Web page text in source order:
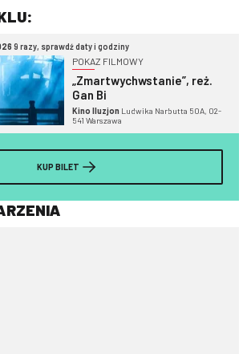
9 razy, sprawdź daty i godziny
POKAZ FILMOWY
„Zmartwychwstanie”, reż.
Gan Bi
Kino Iluzjon Ludwika Narbutta 50A, 02-
541 Warszawa
KUP BILET